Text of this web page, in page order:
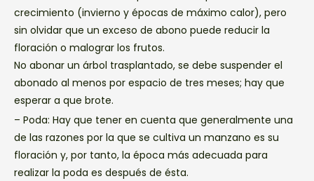
crecimiento (invierno y épocas de máximo calor), pero
sin olvidar que un exceso de abono puede reducir la
floración o malograr los frutos.
No abonar un árbol trasplantado, se debe suspender el
abonado al menos por espacio de tres meses; hay que
esperar a que brote.
– Poda: Hay que tener en cuenta que generalmente una
de las razones por la que se cultiva un manzano es su
floración y, por tanto, la época más adecuada para
realizar la poda es después de ésta.